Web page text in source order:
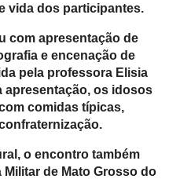
vida dos participantes.
com apresentação de
e encenação de
pela professora Elisia
apresentação, os idosos
comidas típicas,
o encontro também
de Mato Grosso do